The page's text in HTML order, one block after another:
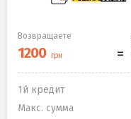
Возвращаете
1й кредит
Макс. сумма